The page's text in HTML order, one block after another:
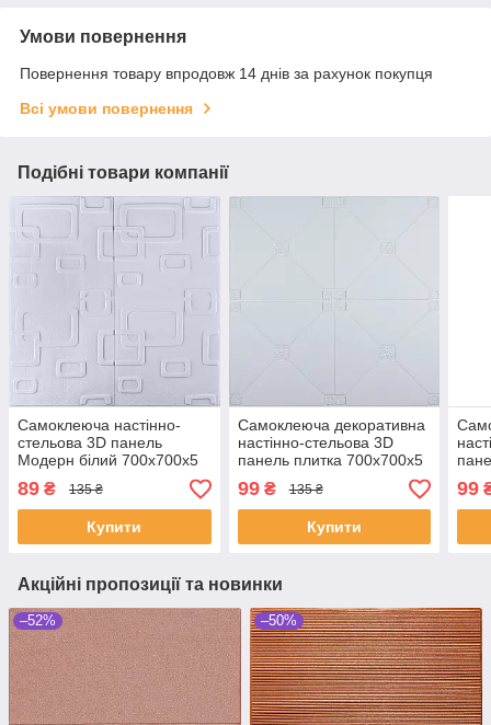
Умови повернення
Повернення товару впродовж 14 днів за рахунок покупця
Всі умови повернення
Подібні товари компанії
Самоклеюча настінно-
стельова 3D панель
Модерн білий 700x700x5
мм
89 ₴ 135 ₴
Купити
Самоклеюча декоративна
настінно-стельова 3D
панель плитка 700x700x5
мм (164)
99₴ 135 ₴
Купити
99
Акційні пропозиції та новинки
–52% –50%